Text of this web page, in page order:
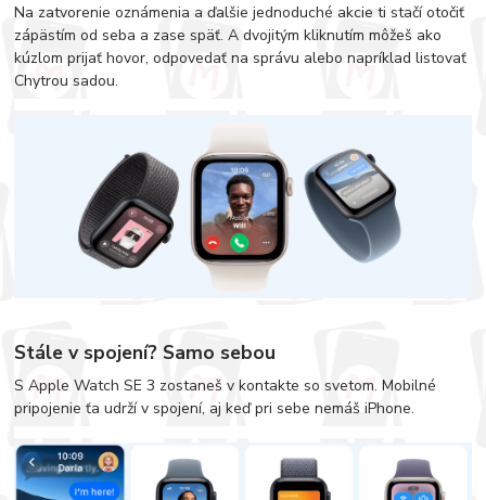
Na zatvorenie oznámenia a ďalšie jednoduché akcie ti stačí otočiť
zápästím od seba a zase späť. A dvojitým kliknutím môžeš ako
kúzlom prijať hovor, odpovedať na správu alebo napríklad listovať
Chytrou sadou.
Stále v spojení? Samo sebou
S Apple Watch SE 3 zostaneš v kontakte so svetom. Mobilné
pripojenie ťa udrží v spojení, aj keď pri sebe nemáš iPhone.